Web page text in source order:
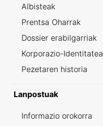
Albisteak
Prentsa Oharrak
Dossier erabilgarriak
Korporazio-Identitatea
Pezetaren historia
Lanpostuak
Informazio orokorra